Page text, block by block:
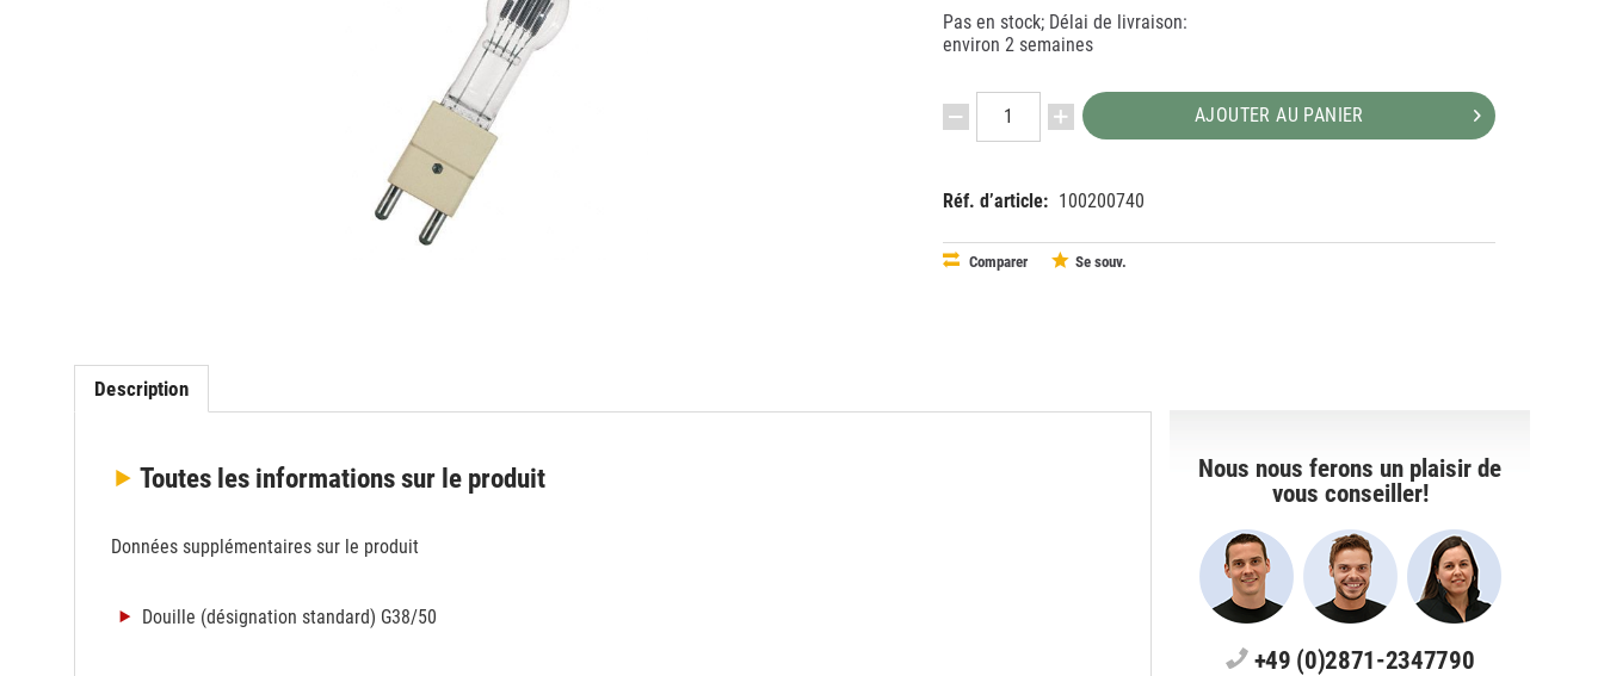
Pas en stock; Délai de livraison:
environ 2 semaines
AJOUTER AU PANIER
Réf. d’article: 100200740
Comparer Se souv.
Description
Toutes les informationssur le produit
Données supplémentaires sur le produit
Douille (désignation standard) G38/50
Nous nous ferons un plaisir de
vous conseiller!
+49 (0)2871-2347790